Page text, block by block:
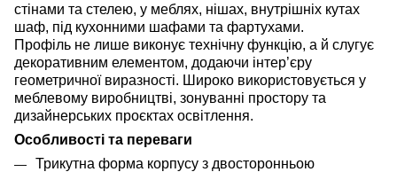
стінами та стелею, у меблях, нішах, внутрішніх кутах
шаф, під кухонними шафами та фартухами.
Профіль не лише виконує технічну функцію, а й слугує
декоративним елементом, додаючи інтер’єру
геометричної виразності. Широко використовується у
меблевому виробництві, зонуванні простору та
дизайнерських проєктах освітлення.
Особливості та переваги
Трикутна форма корпусу з двосторонньою